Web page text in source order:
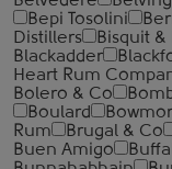
Bepi Tosolini
Distillers
Bisquit
Blackadder
Heart Rum
Bolero & Co
Boulard
Rum
Brugal & Co
Buen Amigo